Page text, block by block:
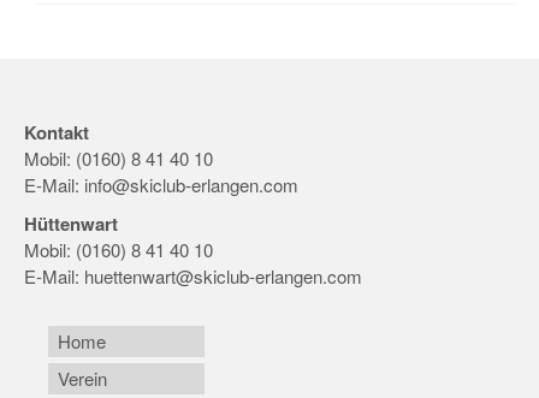
Kontakt
Mobil: (0160) 8 41 40 10
E-Mail: info@skiclub-erlangen.com
Hüttenwart
Mobil: (0160) 8 41 40 10
E-Mail: huettenwart@skiclub-erlangen.com
Home
Verein